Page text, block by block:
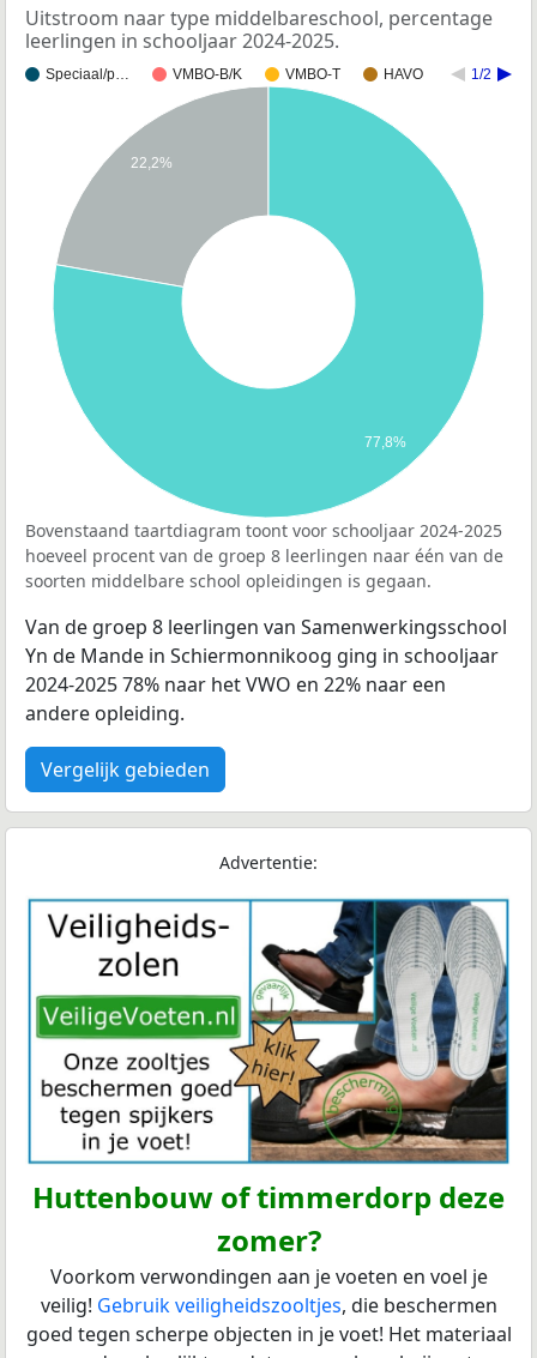
Uitstroom naar type middelbareschool, percentage
leerlingen in schooljaar 2024-2025.
Speciaal/p… VMBO-B/K VMBO-T HAVO 1/2
22,2%
77,8%
Bovenstaand taartdiagram toont voor schooljaar 2024-2025
hoeveel procent van de groep 8 leerlingen naar één van de
soorten middelbare school opleidingen is gegaan.
Van de groep 8 leerlingen van Samenwerkingsschool
Yn de Mande in Schiermonnikoog ging in schooljaar
2024-2025 78% naar het VWO en 22% naar een
andere opleiding.
Vergelijk gebieden
Advertentie:
Huttenbouw of timmerdorp deze
zomer?
Voorkom verwondingen aan je voeten en voel je
veilig! Gebruik veiligheidszooltjes, die beschermen
goed tegen scherpe objecten in je voet! Het materiaal